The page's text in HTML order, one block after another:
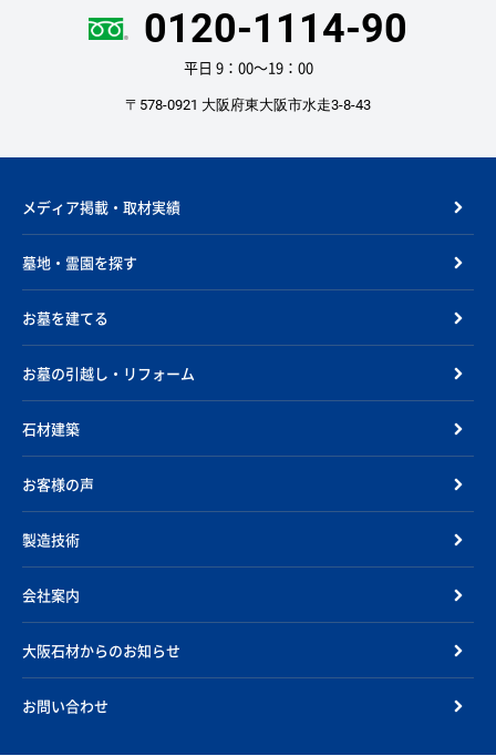
0120-1114-90
平日 9：00〜19：00
〒578-0921 大阪府東大阪市水走3-8-43
メディア掲載・取材実績
墓地・霊園を探す
お墓を建てる
お墓の引越し・リフォーム
石材建築
お客様の声
製造技術
会社案内
大阪石材からのお知らせ
お問い合わせ